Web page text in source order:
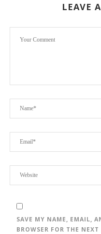
LEAVE
SAVE MY NAME, EMAIL,
BROWSER FOR THE